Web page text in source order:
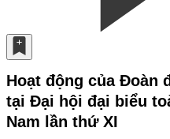
Hoạt động của Đoàn
tại Đại hội đại biểu
Nam lần thứ XI